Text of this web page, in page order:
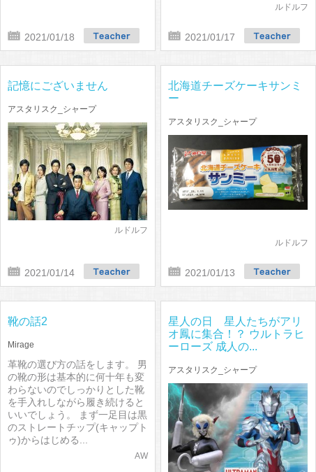
2021/01/18
ルドルフ
2021/01/17
記憶にございません
アスタリスク_シャープ
ルドルフ
2021/01/14
北海道チーズケーキサンミ
ー
アスタリスク_シャープ
ルドルフ
2021/01/13
靴の話2
Mirage
革靴の選び方の話をします。 男
の靴の形は基本的に何十年も変
わらないのでしっかりとした靴
を手入れしながら履き続けると
いいでしょう。 まず一足目は黒
のストレートチップ(キャップト
ゥ)からはじめる...
AW
星人の日 星人たちがアリ
オ鳳に集合！？ ウルトラヒ
ーローズ 成人の...
アスタリスク_シャープ